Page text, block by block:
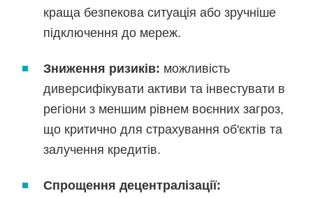
краща безпекова ситуація або зручніше
підключення до мереж.
Зниження ризиків: можливість
диверсифікувати активи та інвестувати в
регіони з меншим рівнем воєнних загроз,
що критично для страхування об'єктів та
залучення кредитів.
Спрощення децентралізації: